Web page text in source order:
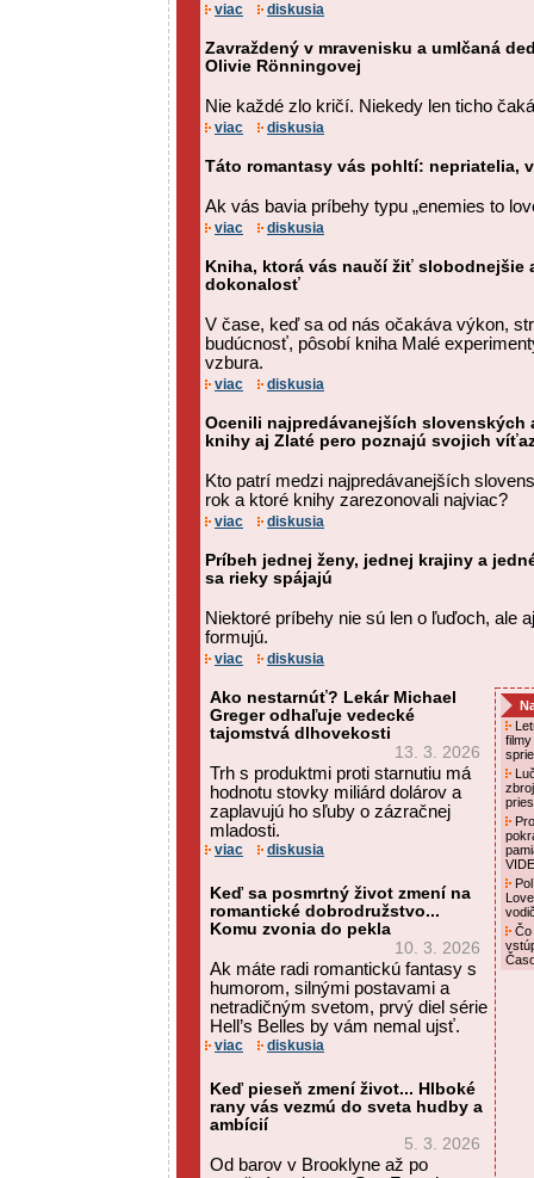
viac diskusia
Zavraždený v mravenisku a umlčaná
Olivie Rönningovej
Nie každé zlo kričí. Niekedy len ticho
viac diskusia
Táto romantasy vás pohltí: nepriatelia,
Ak vás bavia príbehy typu „enemies to
viac diskusia
Kniha, ktorá vás naučí žiť slobodnejšie
dokonalosť
V čase, keď sa od nás očakáva výkon,
budúcnosť, pôsobí kniha Malé
vzbura.
viac diskusia
Ocenili najpredávanejších slovenských
knihy aj Zlaté pero poznajú svojich
Kto patrí medzi najpredávanejších
rok a ktoré knihy zarezonovali najviac?
viac diskusia
Príbeh jednej ženy, jednej krajiny a
sa rieky spájajú
Niektoré príbehy nie sú len o ľuďoch, ale
formujú.
viac diskusia
Ako nestarnúť? Lekár Michael
Greger odhaľuje vedecké
tajomstvá dlhovekosti
13. 3. 2026
Trh s produktmi proti starnutiu má
hodnotu stovky miliárd dolárov a
zaplavujú ho sľuby o zázračnej
mladosti.
viac diskusia
Keď sa posmrtný život zmení na
romantické dobrodružstvo...
Komu zvonia do pekla
10. 3. 2026
Ak máte radi romantickú fantasy s
humorom, silnými postavami a
netradičným svetom, prvý diel série
Hell’s Belles by vám nemal ujsť.
viac diskusia
Keď pieseň zmení život... Hlboké
rany vás vezmú do sveta hudby a
ambícií
5. 3. 2026
Od barov v Brooklyne až po
Čo